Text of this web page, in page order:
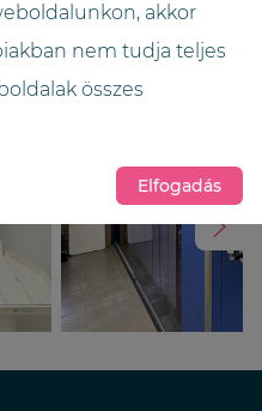
akkor
nem tudja teljes
összes
Elfogadás